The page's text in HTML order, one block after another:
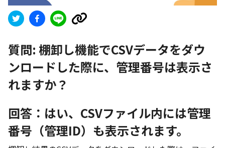
質問: 棚卸し機能でCSVデータをダウ
ンロードした際に、管理番号は表示さ
れますか？
回答：はい、CSVファイル内には管理
番号（管理ID）も表示されます。